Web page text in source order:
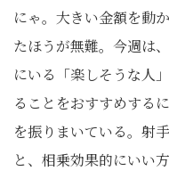
にゃ。大きい金額を動
たほうが無難。今週は
にいる「楽しそうな人
ることをおすすめする
を振りまいている。射
と、相乗効果的にいい